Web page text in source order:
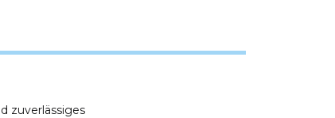
zuverlässiges